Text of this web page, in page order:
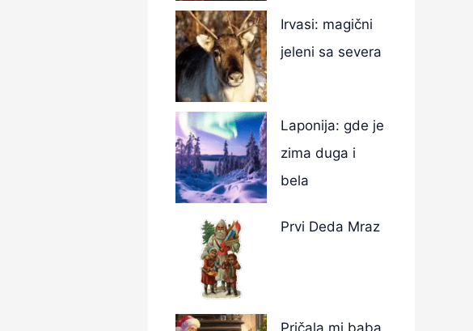
Irvasi: magični
jeleni sa severa
Laponija: gde je
zima duga i
bela
Prvi Deda Mraz
Pričala mi baba